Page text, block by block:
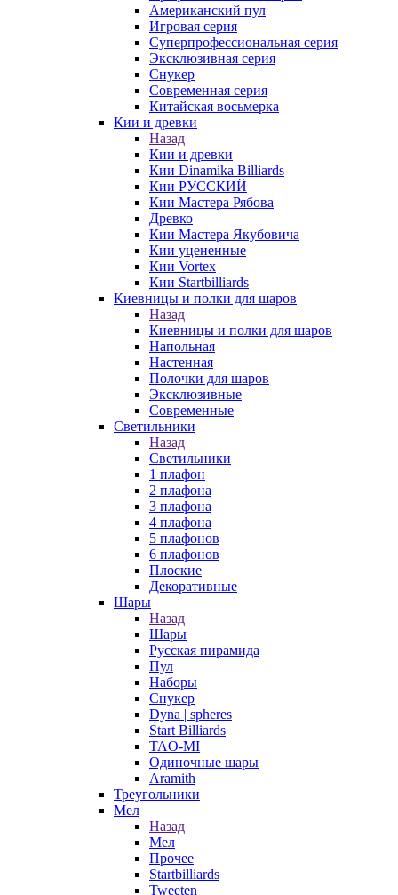
Американский пул
Игровая серия
Суперпрофессиональная серия
Эксклюзивная серия
Снукер
Современная серия
Китайская восьмерка
Кии и древки
Назад
Кии и древки
Кии Dinamika Billiards
Кии РУССКИЙ
Кии Мастера Рябова
Древко
Кии Мастера Якубовича
Кии уцененные
Кии Vortex
Кии Startbilliards
Киевницы и полки для шаров
Назад
Киевницы и полки для шаров
Напольная
Настенная
Полочки для шаров
Эксклюзивные
Современные
Светильники
Назад
Светильники
1 плафон
2 плафона
3 плафона
4 плафона
5 плафонов
6 плафонов
Плоские
Декоративные
Шары
Назад
Шары
Русская пирамида
Пул
Наборы
Снукер
Dyna | spheres
Start Billiards
TAO-MI
Одиночные шары
Aramith
Треугольники
Мел
Назад
Мел
Прочее
Startbilliards
Tweeten